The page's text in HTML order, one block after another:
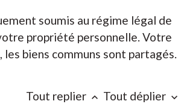
soumis au régime légal de
propriété personnelle. Votre
biens communs sont partagés.
Tout replier keyboard_arrow_up Tout déplier keyboard_arrow_down